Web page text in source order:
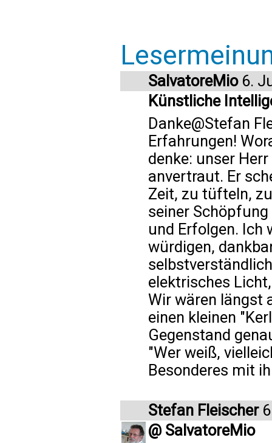
SalvatoreMio6.
Künstliche
Danke@Stefan
Erfahrungen!
denke: unser
anvertraut. Er
Zeit, zu tüfteln,
seiner
und Erfolgen. Ich
würdigen,
elektrisches
Wir wären längst
einen kleinen
Gegenstand
"Wer weiß,
Besonderes mit
Stefan Fleischer
@ SalvatoreMio